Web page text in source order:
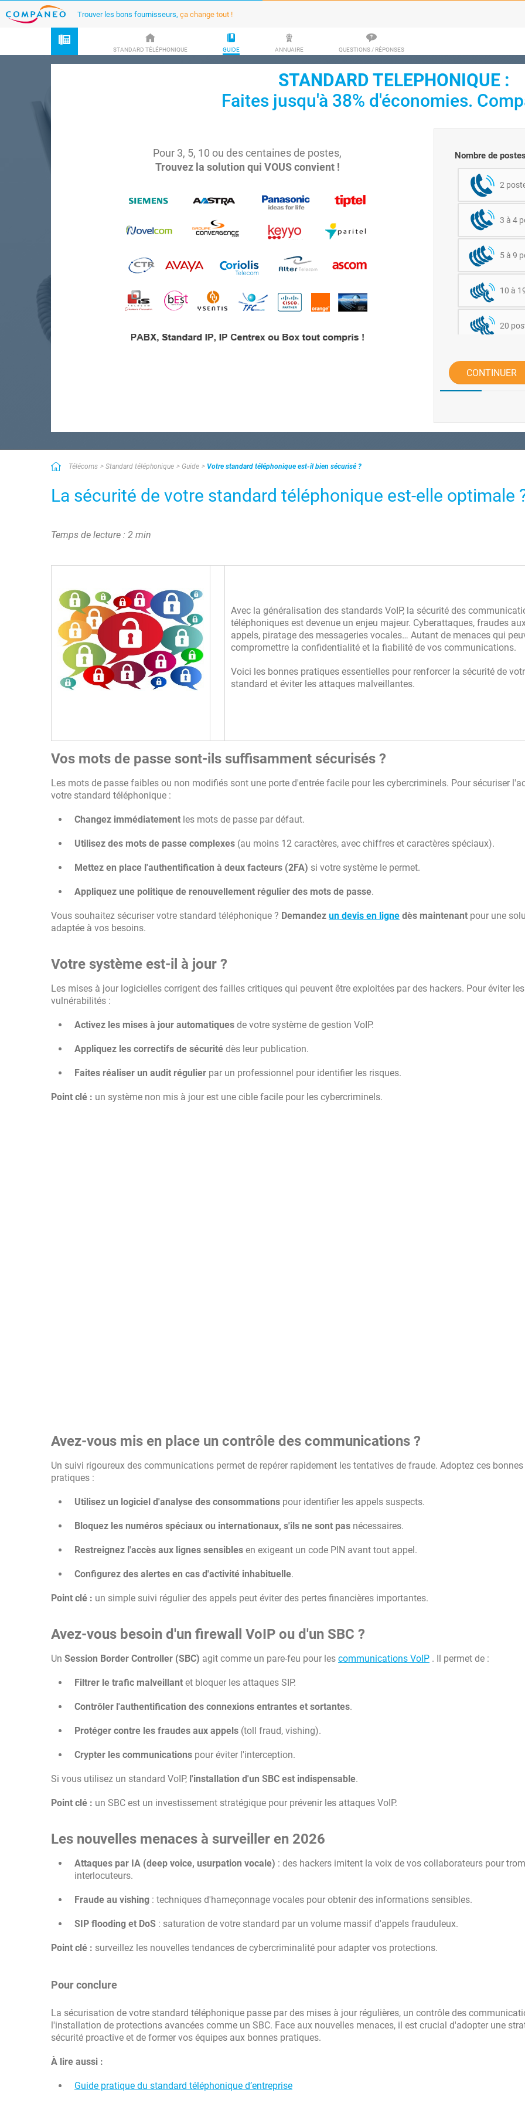
Trouver les bons fournisseurs, ça change tout !
STANDARD TÉLÉPHONIQUE GUIDE ANNUAIRE QUESTIONS / RÉPONSES
STANDARD TELEPHONIQUE :
Faites jusqu'à 38% d'économies.
Pour 3, 5, 10 ou des centaines de postes,
Trouvez la solution qui VOUS convient !
Nombre de
2
3 à 4
5 à 9
10 à
20
CONTINUER
Télécoms Standard téléphonique Guide Votre standard téléphonique est-il bien sécurisé ?
La sécurité de votre standard téléphonique est-elle optimale
Temps de lecture : 2 min
Avec la généralisation des standards VoIP, la sécurité des
téléphoniques est devenue un enjeu majeur. Cyberattaques, fraudes
appels, piratage des messageries vocales… Autant de menaces qui
compromettre la confidentialité et la fiabilité de vos communications.
Voici les bonnes pratiques essentielles pour renforcer la sécurité de
standard et éviter les attaques malveillantes.
Vos mots de passe sont-ils suffisamment sécurisés ?
Les mots de passe faibles ou non modifiés sont une porte d'entrée facile pour les cybercriminels. Pour sécuriser
votre standard téléphonique :
Changez immédiatement les mots de passe par défaut.
Utilisez des mots de passe complexes (au moins 12 caractères, avec chiffres et caractères spéciaux).
Mettez en place l'authentification à deux facteurs (2FA) si votre système le permet.
Appliquez une politique de renouvellement régulier des mots de passe.
Vous souhaitez sécuriser votre standard téléphonique ? Demandez un devis en ligne dès maintenant pour une
adaptée à vos besoins.
Votre système est-il à jour ?
Les mises à jour logicielles corrigent des failles critiques qui peuvent être exploitées par des hackers. Pour éviter les
vulnérabilités :
Activez les mises à jour automatiques de votre système de gestion VoIP.
Appliquez les correctifs de sécurité dès leur publication.
Faites réaliser un audit régulier par un professionnel pour identifier les risques.
Point clé : un système non mis à jour est une cible facile pour les cybercriminels.
Avez-vous mis en place un contrôle des communications ?
Un suivi rigoureux des communications permet de repérer rapidement les tentatives de fraude. Adoptez ces bonnes
pratiques :
Utilisez un logiciel d'analyse des consommations pour identifier les appels suspects.
Bloquez les numéros spéciaux ou internationaux, s'ils ne sont pas nécessaires.
Restreignez l'accès aux lignes sensibles en exigeant un code PIN avant tout appel.
Configurez des alertes en cas d'activité inhabituelle.
Point clé : un simple suivi régulier des appels peut éviter des pertes financières importantes.
Avez-vous besoin d'un firewall VoIP ou d'un SBC ?
Un Session Border Controller (SBC) agit comme un pare-feu pour les communications VoIP . Il permet de :
Filtrer le trafic malveillant et bloquer les attaques SIP.
Contrôler l'authentification des connexions entrantes et sortantes.
Protéger contre les fraudes aux appels (toll fraud, vishing).
Crypter les communications pour éviter l'interception.
Si vous utilisez un standard VoIP, l'installation d'un SBC est indispensable.
Point clé : un SBC est un investissement stratégique pour prévenir les attaques VoIP.
Les nouvelles menaces à surveiller en 2026
Attaques par IA (deep voice, usurpation vocale) : des hackers imitent la voix de vos collaborateurs pour
interlocuteurs.
Fraude au vishing : techniques d'hameçonnage vocales pour obtenir des informations sensibles.
SIP flooding et DoS : saturation de votre standard par un volume massif d'appels frauduleux.
Point clé : surveillez les nouvelles tendances de cybercriminalité pour adapter vos protections.
Pour conclure
La sécurisation de votre standard téléphonique passe par des mises à jour régulières, un contrôle des
l'installation de protections avancées comme un SBC. Face aux nouvelles menaces, il est crucial d'adopter une
sécurité proactive et de former vos équipes aux bonnes pratiques.
À lire aussi :
Guide pratique du standard téléphonique d’entreprise